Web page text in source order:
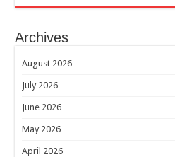
Archives
August 2026
July 2026
June 2026
May 2026
April 2026